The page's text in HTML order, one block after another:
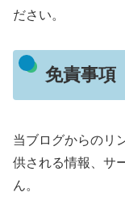
ださい。
免責事項
当ブログからのリ
供される情報、サ
ん。